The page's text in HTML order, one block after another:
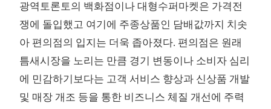
광역토론토의 백화점이나 대형수퍼마켓은 가격전
쟁에 돌입했고 여기에 주종상품인 담배값까지 치솟
아 편의점의 입지는 더욱 좁아졌다. 편의점은 원래
틈새시장을 노리는 만큼 경기 변동이나 소비자 심리
에 민감하기보다는 고객 서비스 향상과 신상품 개발
및 매장 개조 등을 통한 비즈니스 체질 개선에 주력